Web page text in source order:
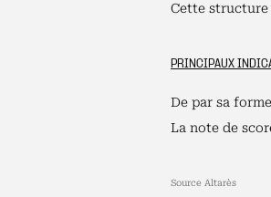
Cette structure
PRINCIPAUX
De par sa
La note de
Source Altarès